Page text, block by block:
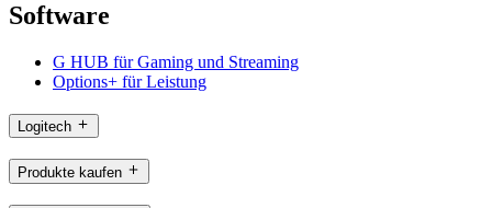
Software
G HUB für Gaming und Streaming
Options+ für Leistung
Logitech
Produkte kaufen